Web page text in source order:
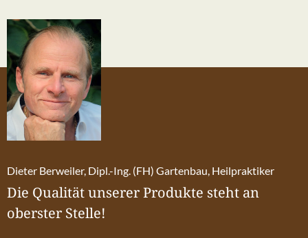
Dieter Berweiler, Dipl.-Ing. (FH) Gartenbau, Heilpraktiker
Die Qualität unserer Produkte steht an
oberster Stelle!